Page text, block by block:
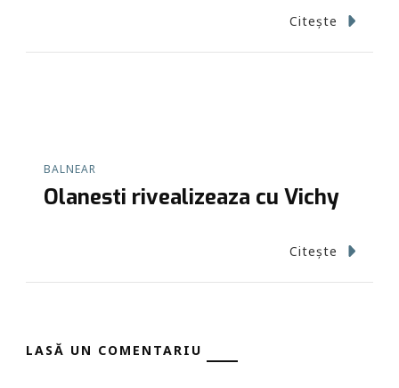
Citește
BALNEAR
Olanesti rivealizeaza cu Vichy
Citește
LASĂ UN COMENTARIU